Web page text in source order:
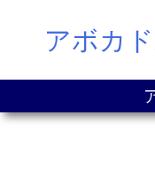
アボカ